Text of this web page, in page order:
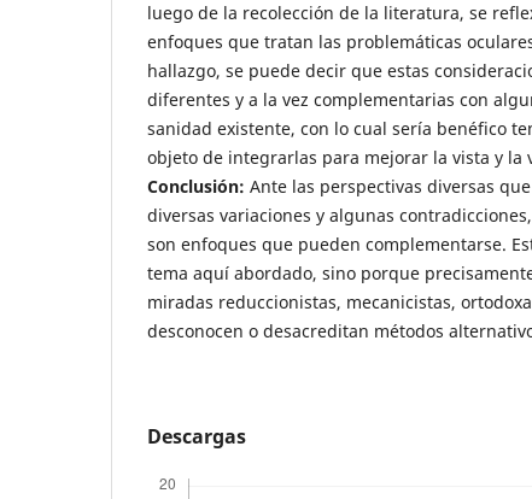
luego de la recolección de la literatura, se
enfoques que tratan las problemáticas
hallazgo, se puede decir que estas
diferentes y a la vez complementarias con
sanidad existente, con lo cual sería benéfico
objeto de integrarlas para mejorar la vista y la
Conclusión: Ante las perspectivas diversas
diversas variaciones y algunas
son enfoques que pueden complementarse.
tema aquí abordado, sino porque
miradas reduccionistas, mecanicistas,
desconocen o desacreditan métodos
Descargas